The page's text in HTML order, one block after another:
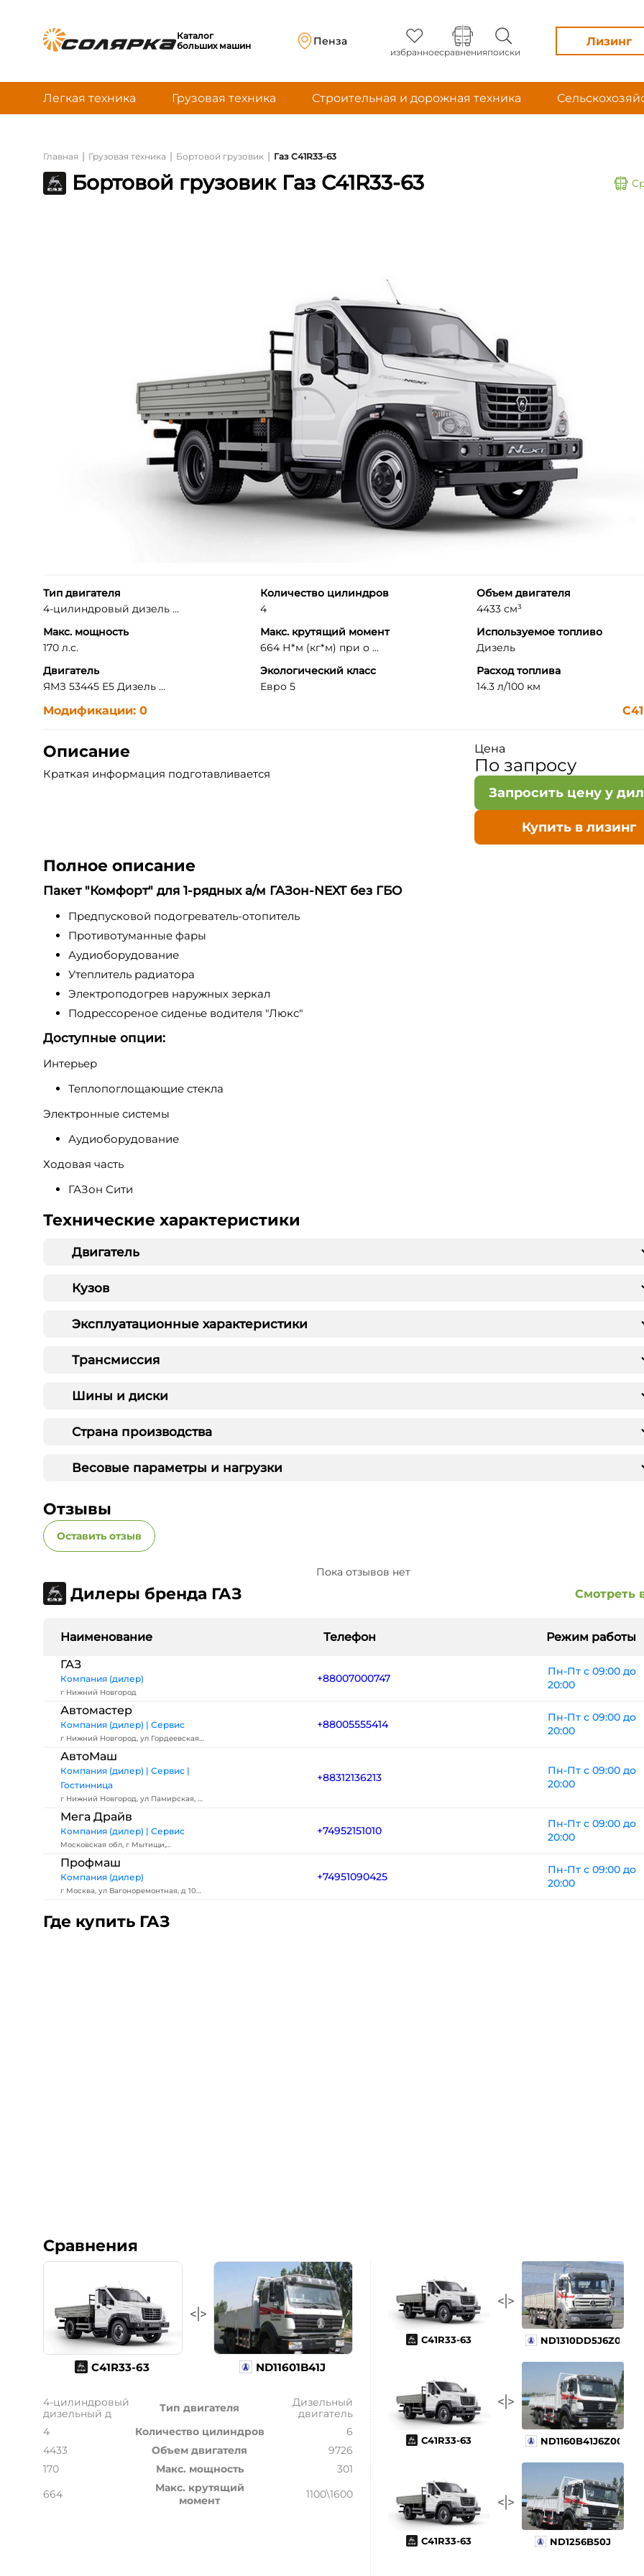
Каталог
больших машин
Пенза
избранноесравненияпоиски
Лизинг
Легкая техника Грузовая техника Строительная и дорожная техника
Главная | Грузовая техника | Бортовой грузовик | Газ С41R33-63
Бортовой грузовик Газ С41R33-63
Тип двигателя
4-цилиндровый дизель ...
Количество цилиндров
4
Объем двигателя
4433 см³
Макс. мощность
170 л.с.
Макс. крутящий момент
664 Н*м (кг*м) при о ...
Используемое топливо
Дизель
Двигатель
ЯМЗ 53445 Е5 Дизель ...
Экологический класс
Евро 5
Расход топлива
14.3 л/100 км
Модификации: 0
Описание
Краткая информация подготавливается
Цена
По запросу
Запросить цену у
Купить в лизинг
Полное описание
Пакет "Комфорт" для 1-рядных а/м ГАЗон-NEXT без ГБО
Предпусковой подогреватель-отопитель
Противотуманные фары
Аудиоборудование
Утеплитель радиатора
Электроподогрев наружных зеркал
Подрессореное сиденье водителя "Люкс"
Доступные опции:
Интерьер
Теплопоглощающие стекла
Электронные системы
Аудиоборудование
Ходовая часть
ГАЗон Сити
Технические характеристики
Двигатель
Кузов
Эксплуатационные характеристики
Трансмиссия
Шины и диски
Страна производства
Весовые параметры и нагрузки
Отзывы
Оставить отзыв
Пока отзывов нет
Дилеры бренда ГАЗ Смотреть
Наименование Телефон
Режим работы
ГАЗ
Компания (дилер)
г Нижний Новгород
+88007000747
Пн-Пт с 09:00 до
20:00
Автомастер
Компания (дилер) | Сервис
г Нижний Новгород, ул Гордеевская,
д 59А к 7
+88005555414
Пн-Пт с 09:00 до
20:00
АвтоМаш
Компания (дилер) | Сервис |
Гостинница
г Нижний Новгород, ул Памирская, д
11р
+88312136213
Пн-Пт с 09:00 до
20:00
Мега Драйв
Компания (дилер) | Сервис
Московская обл, г Мытищи,
Олимпийский пр-кт, влд 29 стр 2
+74952151010
Пн-Пт с 09:00 до
20:00
Профмаш
Компания (дилер)
г Москва, ул Вагоноремонтная, д 10
+74951090425
Пн-Пт с 09:00 до
20:00
Где купить ГАЗ
Сравнения
С41R33-63 ND11601B41J
4-цилиндровый
дизельный д
Тип двигателя
Дизельный
двигатель
4
Количество цилиндров
6
4433
Объем двигателя
9726
170
Макс. мощность
301
664
Макс. крутящий
момент
1100\1600
С41R33-63 ND1310DD5J6Z02
С41R33-63 ND1160B41J6Z00
С41R33-63 ND1256B50J